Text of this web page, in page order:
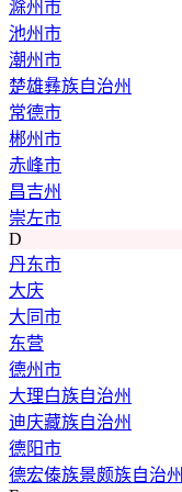
滁州市
池州市
潮州市
楚雄彝族自治州
常德市
郴州市
赤峰市
昌吉州
崇左市
D
丹东市
大庆
大同市
东营
德州市
大理白族自治州
迪庆藏族自治州
德阳市
德宏傣族景颇族自治州